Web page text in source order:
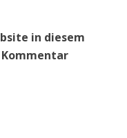
in diesem